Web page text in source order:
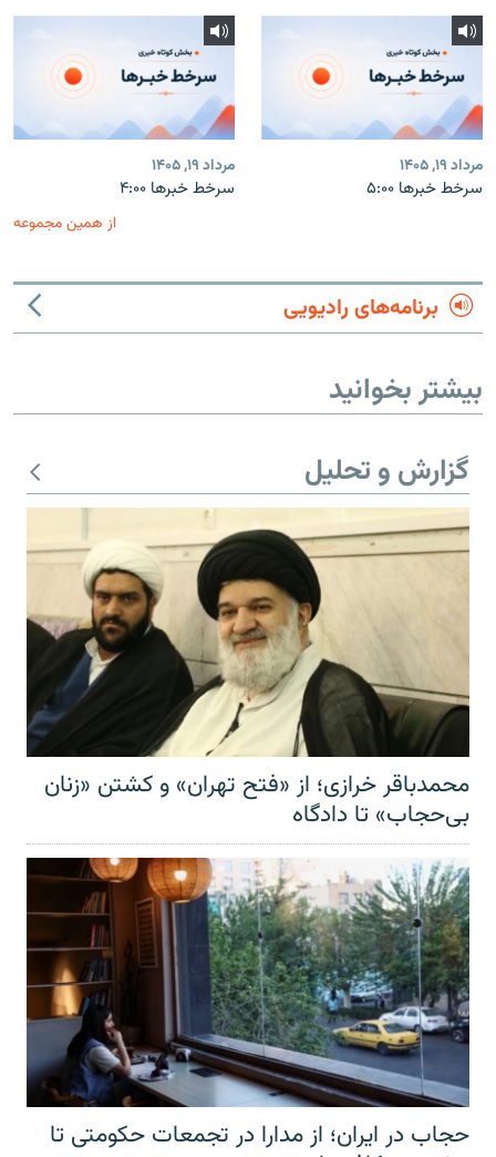
مرداد ۱۹, ۱۴۰۵
سرخط خبرها ۵:۰۰
مرداد ۱۹, ۱۴۰۵
سرخط خبرها ۴:۰۰
از همین مجموعه
برنامه‌های رادیویی
بیشتر بخوانید
گزارش و تحلیل
محمدباقر خرازی؛ از «فتح تهران» و کشتن «زنان
بی‌حجاب» تا دادگاه
حجاب در ایران؛ از مدارا در تجمعات حکومتی تا